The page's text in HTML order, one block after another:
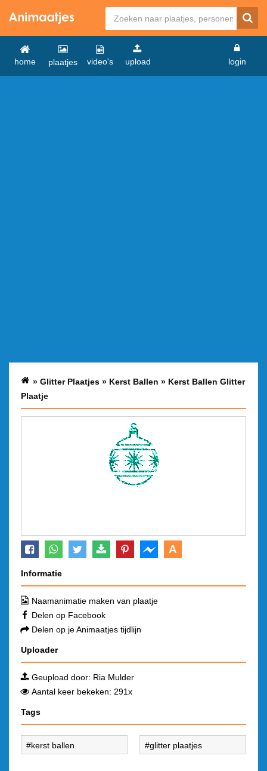
home plaatjes video's upload login
» Glitter Plaatjes » Kerst Ballen » Kerst Ballen Glitter
Plaatje
A
Informatie
Naamanimatie maken van plaatje
Delen op Facebook
Delen op je Animaatjes tijdlijn
Uploader
Geupload door: Ria Mulder
Aantal keer bekeken: 291x
Tags
kerst ballen glitter plaatjes